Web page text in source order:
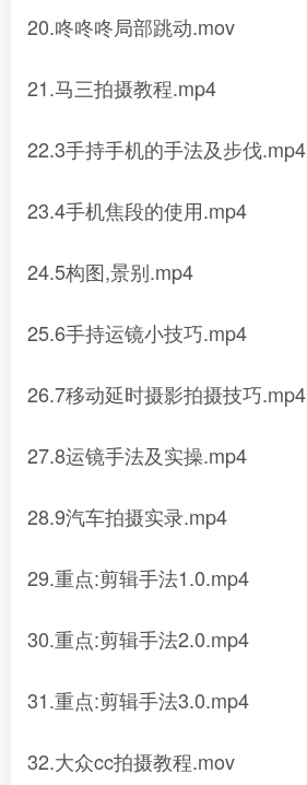
20.咚咚咚局部跳动.mov
21.马三拍摄教程.mp4
22.3手持手机的手法及步伐.mp4
23.4手机焦段的使用.mp4
24.5构图,景别.mp4
25.6手持运镜小技巧.mp4
26.7移动延时摄影拍摄技巧.mp4
27.8运镜手法及实操.mp4
28.9汽车拍摄实录.mp4
29.重点:剪辑手法1.0.mp4
30.重点:剪辑手法2.0.mp4
31.重点:剪辑手法3.0.mp4
32.大众cc拍摄教程.mov